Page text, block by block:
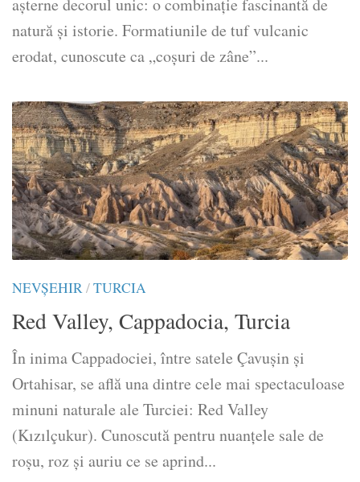
natură şi istorie. Formatiunile de tuf vulcanic
erodat, cunoscute ca „coşuri de zâne”...
NEVŞEHIR/TURCIA
Red Valley, Cappadocia, Turcia
În inima Cappadociei, între satele Çavuşin și
Ortahisar, se află una dintre cele mai spectaculoase
minuni naturale ale Turciei: Red Valley
(Kızılçukur). Cunoscută pentru nuanțele sale de
roșu, roz și auriu ce se aprind...